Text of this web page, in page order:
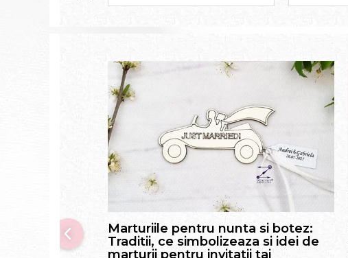
Marturiile pentru nunta si botez:
Traditii, ce simbolizeaza si idei de
marturii pentru invitatii tai